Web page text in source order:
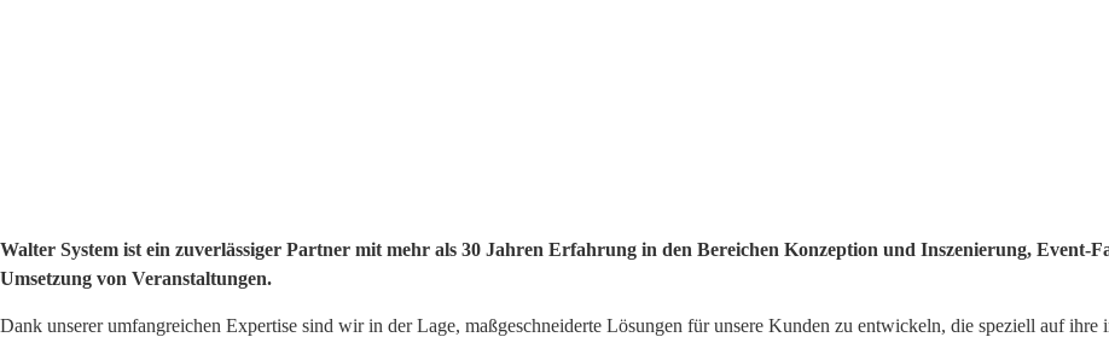
Walter System ist ein zuverlässiger Partner mit mehr als 30 Jahren Erfahrung in den Bereichen Konzeption und Inszenierung, Event-
Umsetzung von Veranstaltungen.
Dank unserer umfangreichen Expertise sind wir in der Lage, maßgeschneiderte Lösungen für unsere Kunden zu entwickeln, die speziell auf